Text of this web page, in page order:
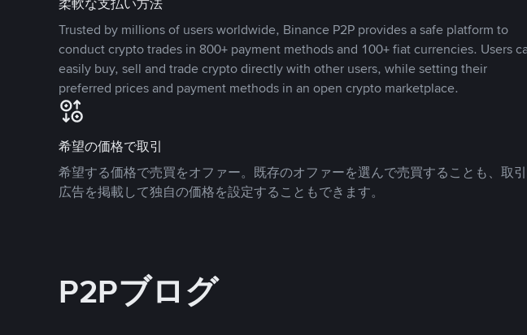
柔軟な支払い方法
Trusted by millions of users worldwide, Binance P2P provides a safe platform to
conduct crypto trades in 800+ payment methods and 100+ fiat currencies. Users
easily buy, sell and trade crypto directly with other users, while setting their
preferred prices and payment methods in an open crypto marketplace.
希望の価格で取引
希望する価格で売買をオファー。既存のオファーを選んで売買することも、取引
広告を掲載して独自の価格を設定することもできます。
P2Pブログ